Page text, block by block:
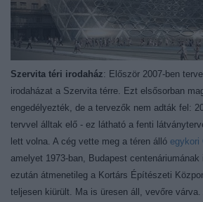
Szervita téri irodaház: Először 2007-ben
irodaházat a Szervita térre. Ezt elsősorban
engedélyezték, de a tervezők nem adták fel:
tervvel álltak elő - ez látható a fenti
lett volna. A cég vette meg a téren álló egykori
amelyet 1973-ban, Budapest centenáriumának
ezután átmenetileg a Kortárs Építészeti
teljesen kiürült. Ma is üresen áll, vevőre várva.